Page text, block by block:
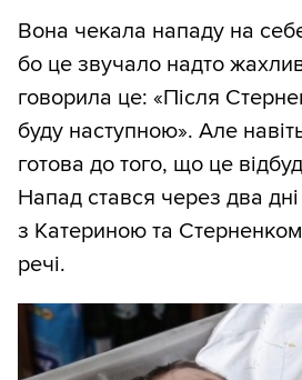
Вона чекала нападу на
бо це звучало надто
говорила це: «Після
буду наступною». Але
готова до того, що це
Напад стався через два
з Катериною та
речі.